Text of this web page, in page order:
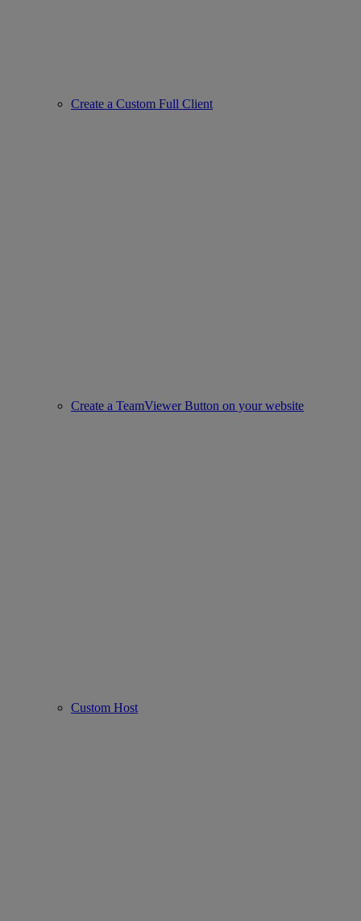
Create a Custom Full Client
Create a TeamViewer Button on your website
Custom Host